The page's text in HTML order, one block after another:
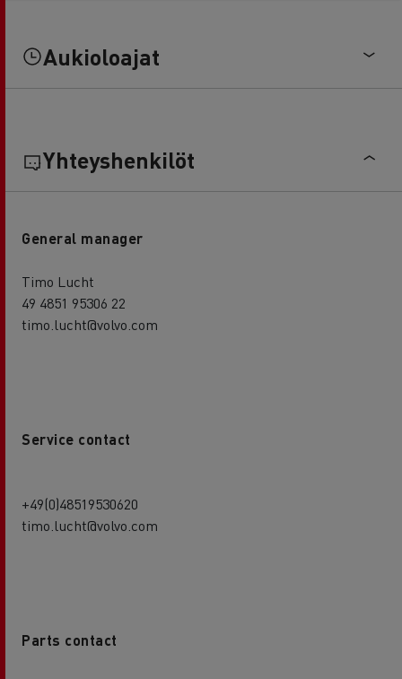
Aukioloajat
Yhteyshenkilöt
General manager
Timo Lucht
49 4851 95306 22
timo.lucht@volvo.com
Service contact
+49(0)48519530620
timo.lucht@volvo.com
Parts contact